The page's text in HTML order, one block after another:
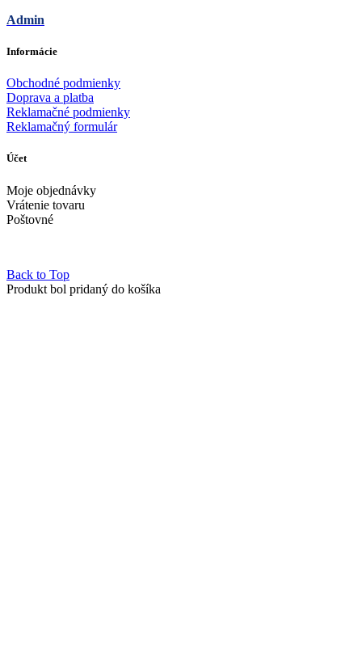
Admin
Informácie
Obchodné podmienky
Doprava a platba
Reklamačné podmienky
Reklamačný formulár
Účet
Moje objednávky
Vrátenie tovaru
Poštovné
Back to Top
Produkt bol pridaný do košíka